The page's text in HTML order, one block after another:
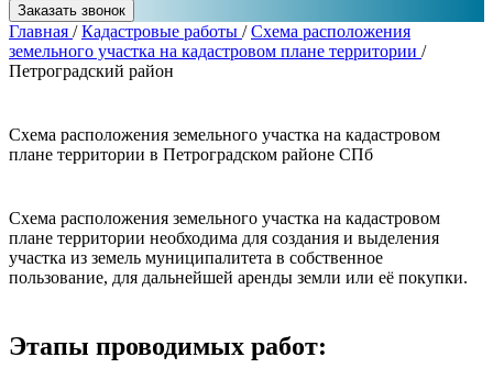
Заказать звонок
Главная /Кадастровые работы /Схема расположения
земельного участка на кадастровом плане территории /
Петроградский район
Схема расположения земельного участка на кадастровом
плане территории в Петроградском районе СПб
Cхема расположения земельного участка на кадастровом
плане территории необходима для создания и выделения
участка из земель муниципалитета в собственное
пользование, для дальнейшей аренды земли или её покупки.
Этапы проводимых работ: